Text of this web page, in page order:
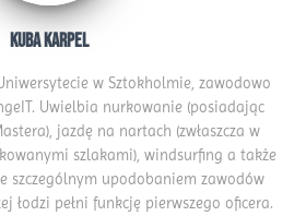
Kuba Karpel
w Sztokholmie, zawodowo
Uwielbia nurkowanie (posiadając
jazdę na nartach (zwłaszcza w
szlakami), windsurfing a także
szczególnym upodobaniem zawodów
łodzi pełni funkcję pierwszego oficera.